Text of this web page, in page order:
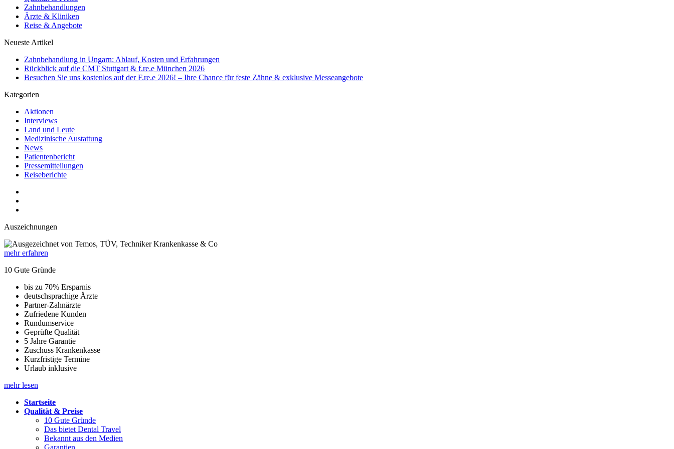
Zahnbehandlungen
Ärzte & Kliniken
Reise & Angebote
Neueste Artikel
Zahnbehandlung in Ungarn: Ablauf, Kosten und Erfahrungen
Rückblick auf die CMT Stuttgart & f.re.e München 2026
Besuchen Sie uns kostenlos auf der F.re.e 2026! – Ihre Chance für feste Zähne & exklusive Messeangebote
Kategorien
Aktionen
Interviews
Land und Leute
Medizinische Austattung
News
Patientenbericht
Pressemitteilungen
Reiseberichte
Auszeichnungen
mehr erfahren
10 Gute Gründe
bis zu 70% Ersparnis
deutschsprachige Ärzte
Partner-Zahnärzte
Zufriedene Kunden
Rundumservice
Geprüfte Qualität
5 Jahre Garantie
Zuschuss Krankenkasse
Kurzfristige Termine
Urlaub inklusive
mehr lesen
Startseite
Qualität & Preise
10 Gute Gründe
Das bietet Dental Travel
Bekannt aus den Medien